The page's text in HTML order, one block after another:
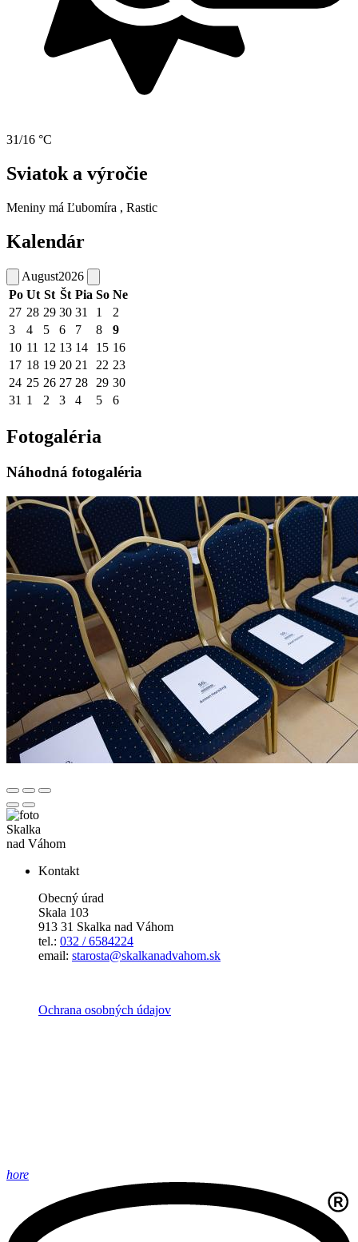
31/16 °C
Sviatok a výročie
Meniny má Ľubomíra , Rastic
Kalendár
August2026
Po Ut St Št Pia So Ne
27 28 29 30 31 1
2
3
4 5 6 7 8
9
10 11 12 13 14 15 16
17 18 19 20 21 22 23
24 25 26 27 28 29 30
31 1 2 3 4 5 6
Fotogaléria
Náhodná fotogaléria
Skalka
nad Váhom
Kontakt
Obecný úrad
Skala 103
913 31 Skalka nad Váhom
tel.: 032 / 6584224
email: starosta@skalkanadvahom.sk
Ochrana osobných údajov
hore